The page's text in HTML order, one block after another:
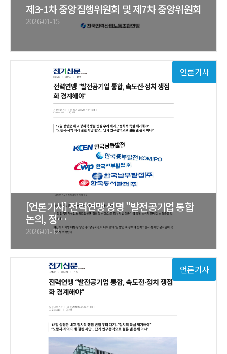
제3-1차 중앙집행위원회 및 제7차 중앙위원회
2026-01-15
언론기사
[언론기사] 전력연맹 성명 "발전공기업 통합
논의, 정…
2026-01-12
언론기사